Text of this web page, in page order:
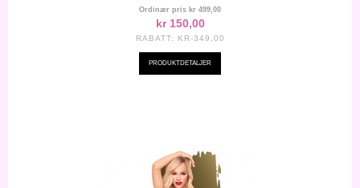
Ordinær pris kr 499,00
kr 150,00
RABATT: KR-349,00
PRODUKTDETALJER